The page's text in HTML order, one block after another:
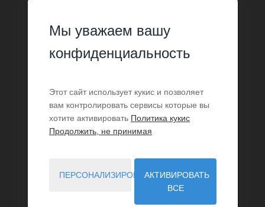
Мы уважаем вашу
конфиденциальность
Этот сайт использует кукис и позволяет
вам контролировать сервисы которые вы
хотите активировать Политика кукис
Продолжить, не принимая
ПЕРСОНАЛИЗИРОВАТЬАКТИВИРОВАТЬ
ВСЕ